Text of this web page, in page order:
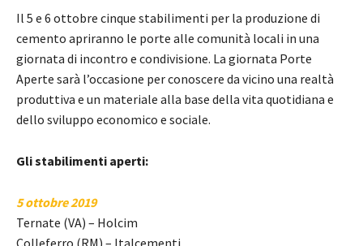
Il 5 e 6 ottobre cinque stabilimenti per la produzione di
cemento apriranno le porte alle comunità locali in una
giornata di incontro e condivisione. La giornata Porte
Aperte sarà l’occasione per conoscere da vicino una realtà
produttiva e un materiale alla base della vita quotidiana e
dello sviluppo economico e sociale.
Gli stabilimenti aperti:
5 ottobre 2019
Ternate (VA) – Holcim
Colleferro (RM) – Italcementi